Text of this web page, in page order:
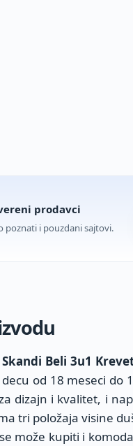
prodavci
poznati i pouzdani sajtovi.
Beli 3u1
od 18 meseci do
dizajn i kvalitet, i
tri položaja visine
može kupiti i